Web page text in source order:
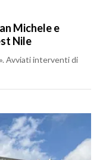
Michele e
Nile
Avviati interventi di